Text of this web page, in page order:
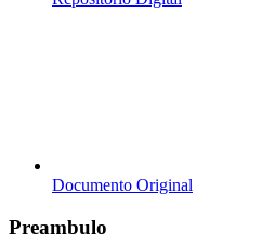
Documento Original
Preambulo